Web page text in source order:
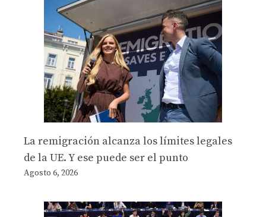
La remigración alcanza los límites legales
de la UE. Y ese puede ser el punto
Agosto 6, 2026